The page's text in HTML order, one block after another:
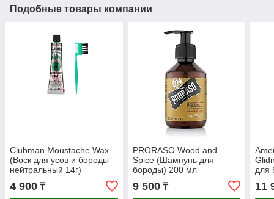
Подобные товары компании
Clubman Moustache Wax
(Воск для усов и бороды
нейтральный 14г)
4 900 ₸
PRORASO Wood and
Spice (Шампунь для
бороды) 200 мл
9 500₸
для
11